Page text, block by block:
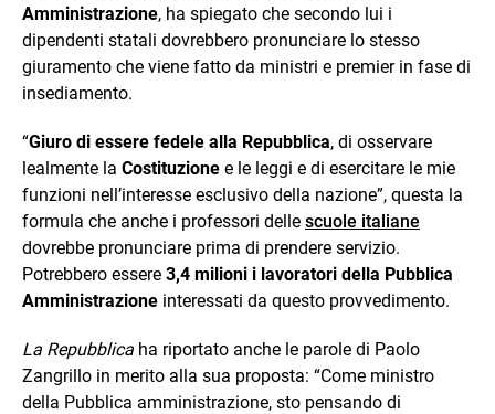
Amministrazione, ha spiegato che secondo lui i
dipendenti statali dovrebbero pronunciare lo stesso
giuramento che viene fatto da ministri e premier in fase di
insediamento.
“Giuro di essere fedele alla Repubblica, di osservare
lealmente la Costituzione e le leggi e di esercitare le mie
funzioni nell’interesse esclusivo della nazione”, questa la
formula che anche i professori delle scuole italiane
dovrebbe pronunciare prima di prendere servizio.
Potrebbero essere 3,4 milioni i lavoratori della Pubblica
Amministrazione interessati da questo provvedimento.
La Repubblica ha riportato anche le parole di Paolo
Zangrillo in merito alla sua proposta: “Come ministro
della Pubblica amministrazione, sto pensando di